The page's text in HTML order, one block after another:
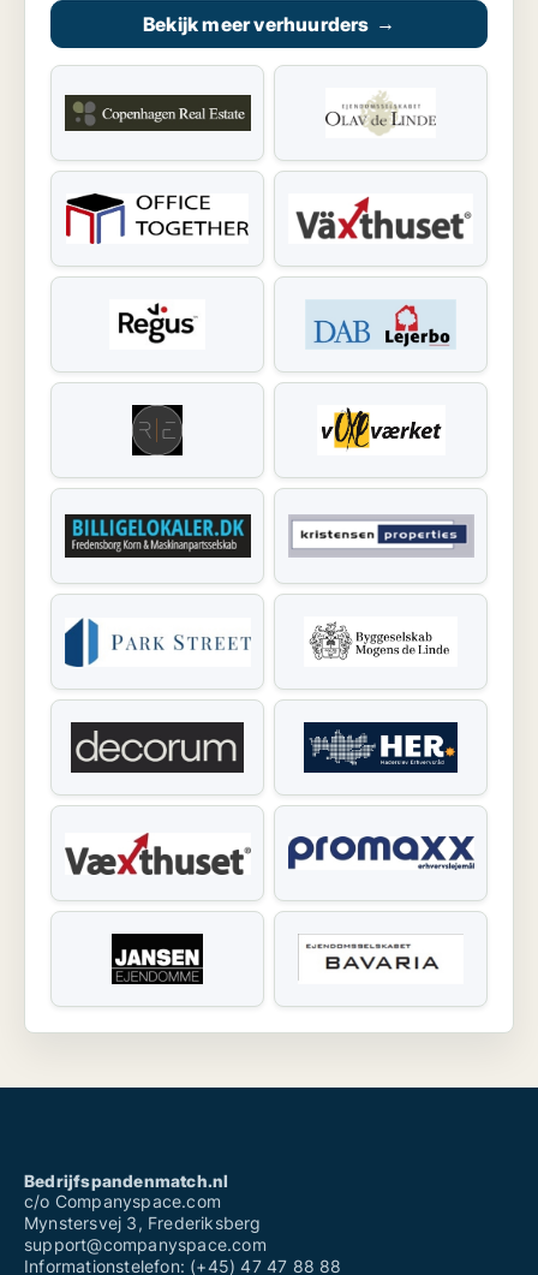
Bekijk meer verhuurders →
Bedrijfspandenmatch.nl
c/o Companyspace.com
Mynstersvej 3, Frederiksberg
support@companyspace.com
Informationstelefon: (+45) 47 47 88 88